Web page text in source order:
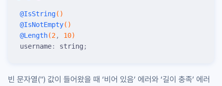
@IsString()
@IsNotEmpty()
@Length(2 , 10)
username: string ;
빈 문자열('') 값이 들어왔을 때 ‘비어 있음’ 에러와 ‘길이 충족’ 에러